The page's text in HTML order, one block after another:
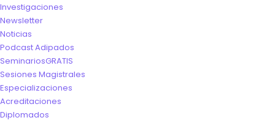
Investigaciones
Newsletter
Noticias
Podcast Adipados
SeminariosGRATIS
Sesiones Magistrales
Especializaciones
Acreditaciones
Diplomados